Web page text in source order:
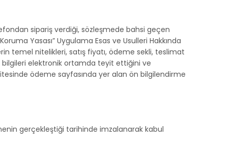
sipariş verdiği, sözleşmede bahsi geçen
Yasası” Uygulama Esas ve Usulleri Hakkında
temel nitelikleri, satış fiyatı, ödeme sekli, teslimat
bilgileri elektronik ortamda teyit ettiğini ve
ödeme sayfasında yer alan ön bilgilendirme
gerçekleştiği tarihinde imzalanarak kabul